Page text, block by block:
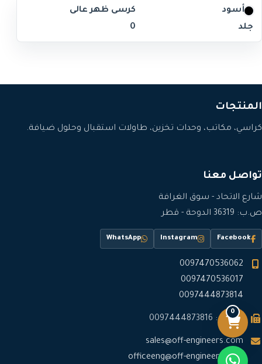
أسود
كرسى ظهر عالى
جلد
0
المنتجات
كراسي، مكاتب، وحدات تخزين، طاولات استقبال وحلول ضيافة.
تواصل معنا
شارع الاتحاد - سوق الغرافة
ص.ب: 36319 الدوحة - قطر
Facebook
Instagram
WhatsApp
0097470536062
0097470536017
0097444873814
فاكس: 0097444873816
sales@off-engineers.com
officeeng@off-engineers.com
0